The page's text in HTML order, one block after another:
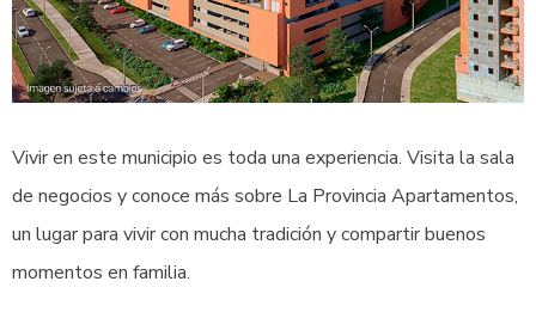
Vivir en este municipio es toda una experiencia. Visita la sala
de negocios y conoce más sobre La Provincia Apartamentos,
un lugar para vivir con mucha tradición y compartir buenos
momentos en familia.